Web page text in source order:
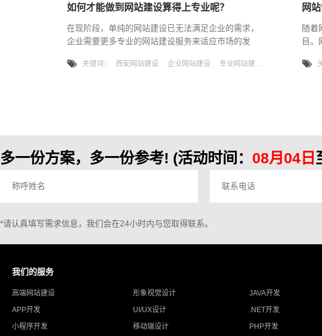
如何才能做到网站建设算得上专业呢？
在现阶段，单纯的网站建设已无法满足企业的需求，
企业需要更多专业的网站建设服务来适应市场的发
十几万甚至更多。但从市场上找三五家网站制作公司
关键词： 西安网站建设 企业网站建设 专业网站建设公司
网
随着
目。
来更
多一份方案，多一份参考! (活动时间： 08月04日
*请认真填写需求信息，我们会在24小时内与您取得联系。
我们的服务
高端网站建设
APP开发
小程序开发
形象视觉设计
UI/UX设计
移动端设计
JAVA开发
.NET开发
PHP开发